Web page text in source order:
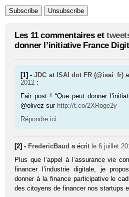
Les 11 commentaires et
donner l’initiative France
[1] -JDC at ISAI dot FR (@isai_fr)
2012 :
Fair post ! “Que peut donner
@olivez sur http://t.co/2XRoge2y
Répondre ici
[2] - FredericBaud a écrit le 6 juillet
Plus que l’appel à l’assurance vie
financer l’industrie digitale, je
donner à la finance participative le
des citoyens de financer nos startups